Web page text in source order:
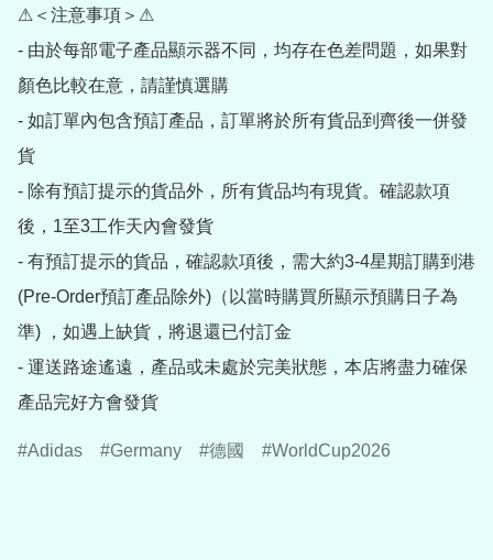
⚠＜注意事項＞⚠
- 由於每部電子產品顯示器不同，均存在色差問題，如果對
顏色比較在意，請謹慎選購
- 如訂單內包含預訂產品，訂單將於所有貨品到齊後一併發
貨
- 除有預訂提示的貨品外，所有貨品均有現貨。確認款項
後，1至3工作天內會發貨
- 有預訂提示的貨品，確認款項後，需大約3-4星期訂購到港
(Pre-Order預訂產品除外)（以當時購買所顯示預購日子為
準) ，如遇上缺貨，將退還已付訂金
- 運送路途遙遠，產品或未處於完美狀態，本店將盡力確保
產品完好方會發貨
Adidas Germany 德國 WorldCup2026